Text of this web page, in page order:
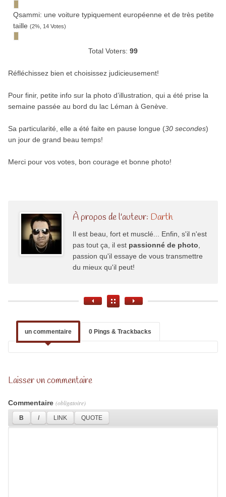
Qsammi: une voi­ture typi­que­ment euro­péenne et de très petite
taille (2%, 14 Votes)
Total Voters: 99
Réfléchissez bien et choisissez judicieusement!
Pour finir, petite info sur la photo d’illustration, qui a été prise la
semaine passée au bord du lac Léman à Genève.
Sa particularité, elle a été faite en pause longue (30 secondes)
un jour de grand beau temps!
Merci pour vos votes, bon courage et bonne photo!
À propos de l'auteur: Darth
Il est beau, fort et musclé... Enfin, s'il n'est
pas tout ça, il est passionné de photo,
passion qu'il essaye de vous transmettre
du mieux qu'il peut!
un commentaire 0 Pings & Trackbacks
Laisser un commentaire
Commentaire (obligatoire)